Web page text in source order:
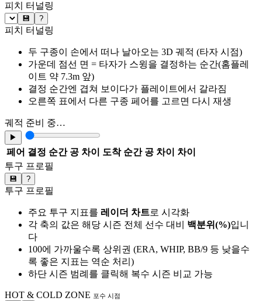
피치 터널링
💾 ?
피치 터널링
두 구종이 손에서 떠나 날아오는 3D 궤적 (타자 시점)
가운데 점선 면 = 타자가 스윙을 결정하는 순간(홈플레
이트 약 7.3m 앞)
결정 순간엔 겹쳐 보이다가 플레이트에서 갈라짐
오른쪽 표에서 다른 구종 페어를 고르면 다시 재생
궤적 준비 중…
▶
페어 결정 순간 공 차이 도착 순간 공 차이
차이
투구 프로필
💾 ?
투구 프로필
주요 투구 지표를 레이더 차트로 시각화
각 축의 값은 해당 시즌 전체 선수 대비 백분위(%)입니
다
100에 가까울수록 상위권 (ERA, WHIP, BB/9 등 낮을수
록 좋은 지표는 역순 처리)
하단 시즌 범례를 클릭해 복수 시즌 비교 가능
HOT & COLD ZONE 포수 시점